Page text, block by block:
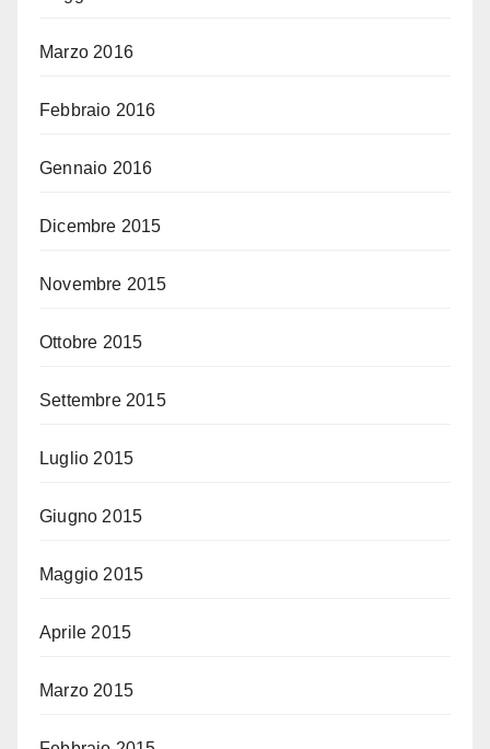
Marzo 2016
Febbraio 2016
Gennaio 2016
Dicembre 2015
Novembre 2015
Ottobre 2015
Settembre 2015
Luglio 2015
Giugno 2015
Maggio 2015
Aprile 2015
Marzo 2015